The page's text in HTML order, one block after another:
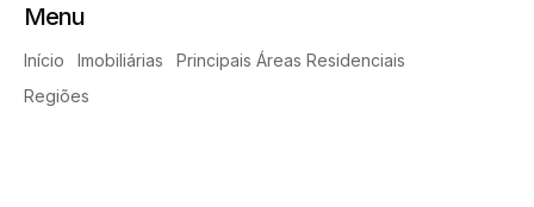
Menu
Início Imobiliárias
Principais Áreas Residenciais
Regiões